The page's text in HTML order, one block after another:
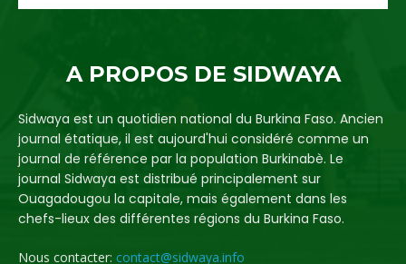
A PROPOS DE SIDWAYA
Sidwaya est un quotidien national du Burkina Faso. Ancien
journal étatique, il est aujourd'hui considéré comme un
journal de référence par la population Burkinabè. Le
journal Sidwaya est distribué principalement sur
Ouagadougou la capitale, mais également dans les
chefs-lieux des différentes régions du Burkina Faso.
Nous contacter: contact@sidwaya.info